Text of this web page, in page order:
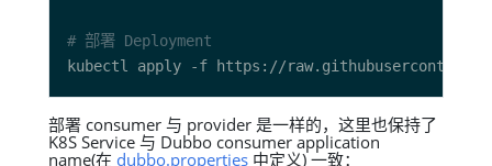
# 部署 Deployment
部署 consumer 与 provider 是一样的，这里也保持了
K8S Service 与 Dubbo consumer application
name(在 dubbo.properties 中定义) 一致：